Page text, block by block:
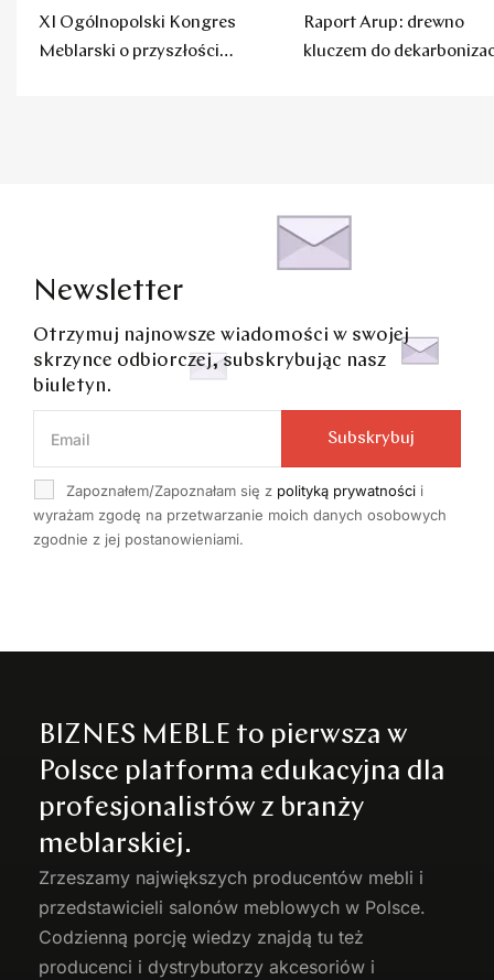
XI Ogólnopolski Kongres
Meblarski o przyszłości
Raport Arup: drewno
kluczem do
Newsletter
Otrzymuj najnowsze wiadomości w swojej
skrzynce odbiorczej, subskrybując nasz
biuletyn.
Zapoznałem/Zapoznałam się z polityką prywatności i
wyrażam zgodę na przetwarzanie moich danych osobowych
zgodnie z jej postanowieniami.
Subskrybuj
BIZNES MEBLE to pierwsza w
Polsce platforma edukacyjna dla
profesjonalistów z branży
meblarskiej.
Zrzeszamy największych producentów mebli i
przedstawicieli salonów meblowych w Polsce.
Codzienną porcję wiedzy znajdą tu też
producenci i dystrybutorzy akcesoriów i